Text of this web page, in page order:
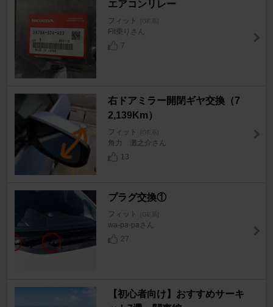
エアコンリレー
フィット [GE系]
Fit乗りさん
7
右ドアミラー開閉ギヤ交換（7
2,139Km）
フィット [GE系]
角力 灘之介さん
13
プラグ交換①
フィット [GE系]
wa-pa-paさん
27
【初心者向け】おすすめサーキ